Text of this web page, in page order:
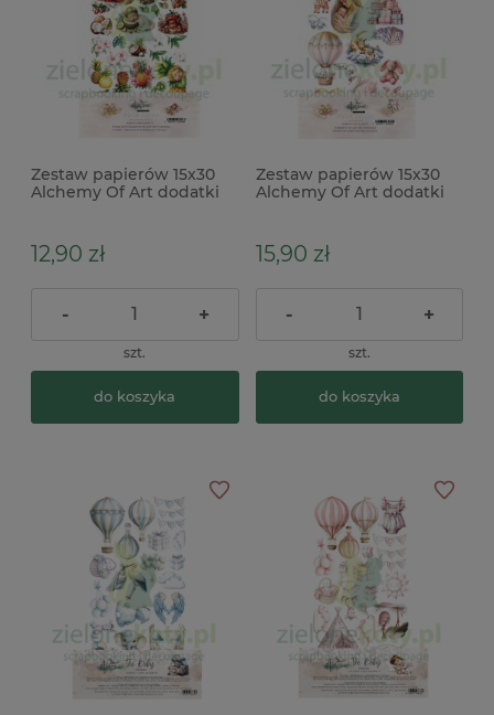
Zestaw papierów 15x30
Alchemy Of Art dodatki
12,90 zł
- +
szt.
do koszyka
Zestaw papierów 15x30
Alchemy Of Art dodatki
15,90 zł
- +
szt.
do koszyka